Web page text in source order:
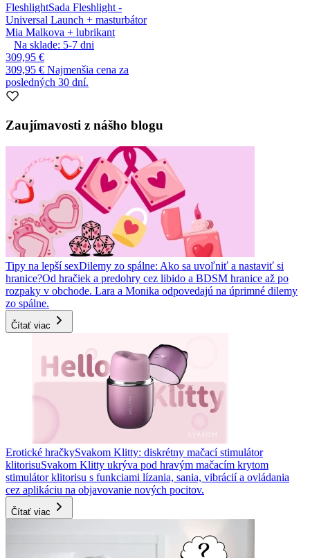
FleshlightSada Fleshlight -
Universal Launch + masturbátor
Mia Malkova + lubrikant
Na sklade: 5-7 dni
309,95 €
309,95 € Najmenšia cena za
posledných 30 dní.
Zaujímavosti z nášho blogu
Tipy na lepší sexDilemy zo spálne: Ako sa uvoľniť a nastaviť si
hranice?Od hračiek a predohry cez libido a BDSM hranice až po
rozpaky v obchode. Lara a Monika odpovedajú na úprimné dilemy
zo spálne.
Čítať viac
Erotické hračkySvakom Klitty: diskrétny mačací stimulátor
klitorisuSvakom Klitty ukrýva pod hravým mačacím krytom
stimulátor klitorisu s funkciami lízania, sania, vibrácií a ovládania
cez aplikáciu na objavovanie nových pocitov.
Čítať viac